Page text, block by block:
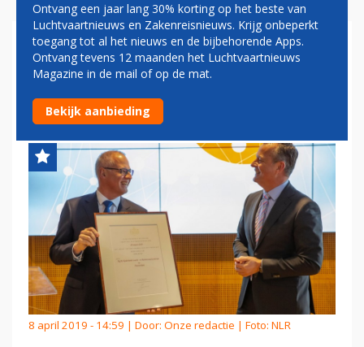
NEDERLANDS LUCHT- EN
RUIMTEVAARTCENTRUM
VANAF NU KONINKLIJK
8 april 2019 - 14:59 | Door: Onze redactie | Foto: NLR
Ontvang een jaar lang 30% korting op het beste van
Luchtvaartnieuws en Zakenreisnieuws. Krijg onbeperkt
toegang tot al het nieuws en de bijbehorende Apps.
Ontvang tevens 12 maanden het Luchtvaartnieuws
Magazine in de mail of op de mat.
Bekijk aanbieding